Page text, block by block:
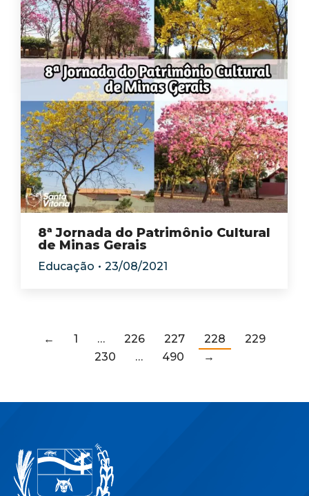
8ª Jornada do Patrimônio Cultural
de Minas Gerais
Educação 23/08/2021
← 1 … 226 227 228
229
230
… 490 →